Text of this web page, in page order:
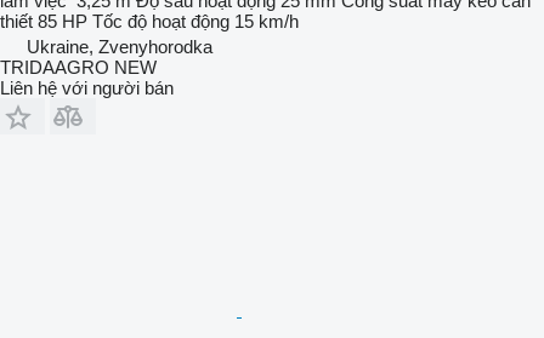
thiết 85 HP Tốc độ hoạt động 15 km/h
Ukraine, Zvenyhorodka
TRIDAAGRO NEW
Liên hệ với người bán